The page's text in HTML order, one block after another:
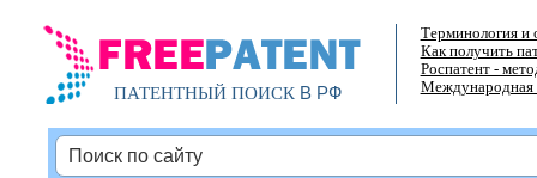
ПАТЕНТНЫЙ ПОИСКВ РФ
Терминология и
Как получить
Роспатент -
Международная